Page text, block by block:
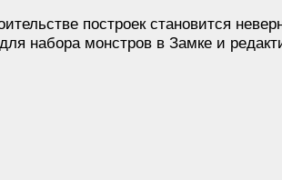
построек становится
набора монстров в Замке и